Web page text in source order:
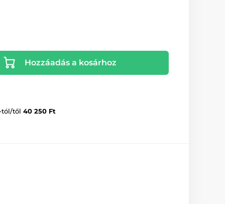
Hozzáadás a kosárhoz
tól/től 40 250 Ft